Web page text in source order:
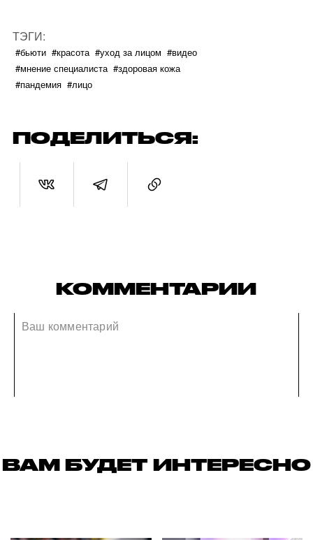
ТЭГИ:
#бьюти #красота #уход за лицом #видео
#мнение специалиста #здоровая кожа
#пандемия #лицо
ПОДЕЛИТЬСЯ:
КОММЕНТАРИИ
ВАМ БУДЕТ ИНТЕРЕСНО